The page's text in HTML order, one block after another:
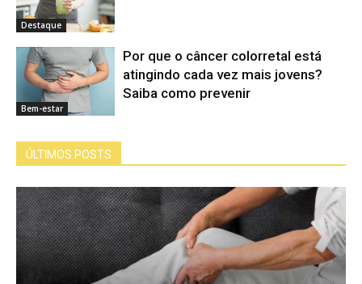
Destaque
Bem-estar
Por que o câncer colorretal está
atingindo cada vez mais jovens?
Saiba como prevenir
ÚLTIMOS POSTS